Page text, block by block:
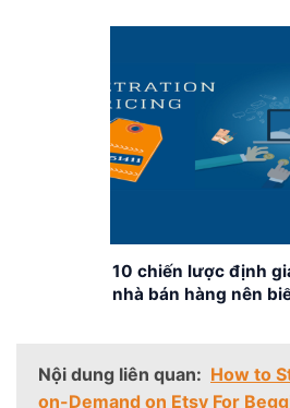
10 chiến lược định
nhà bán hàng nên
Nội dung liên quan: How to
on-Demand on Etsy For